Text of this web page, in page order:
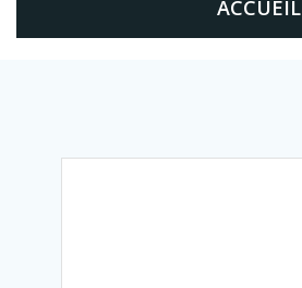
ACCUEIL